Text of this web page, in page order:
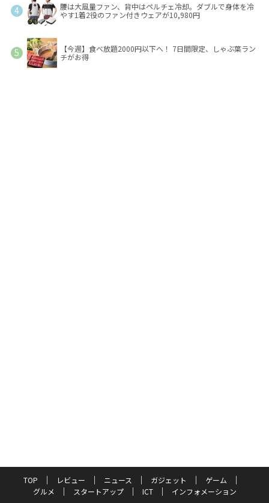
腰は大風量ファン、背中はペルチェ冷却。ダブルで身体を冷
やす1着2役のファン付きウェアが10,980円
【今週】食べ放題2000円以下へ！ 7日間限定、しゃぶ葉ラン
チがお得
TOP レビュー ニュース ガジェット
ゲーム
グルメ
スタートアップ ICT インフォメーション